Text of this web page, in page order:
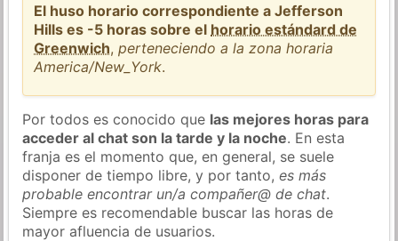
El huso horario correspondiente a Jefferson
Hills es -5 horas sobre el horario estándard de
Greenwich,perteneciendo a la zona horaria
America/New_York.
Por todos es conocido que las mejores horas para
acceder al chat son la tarde y la noche. En esta
franja es el momento que, en general, se suele
disponer de tiempo libre, y por tanto,es más
probable encontrar un/a compañer@ de chat.
Siempre es recomendable buscar las horas de
mayor afluencia de usuarios.